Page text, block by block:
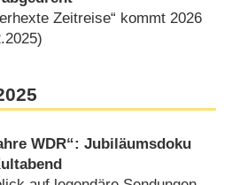
Zeitreise“ kommt 2026
WDR“: Jubiläumsdoku